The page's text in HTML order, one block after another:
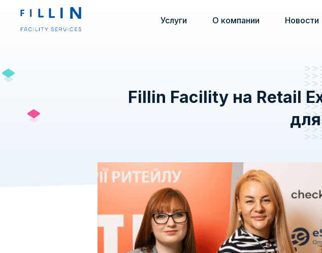
Fillin Facility на Retail
Услуги О компании Новости